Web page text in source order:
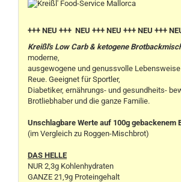
+++ NEU +++ NEU +++ NEU +++ NEU +++
Kreißl's Low Carb & ketogene
moderne,
ausgewogene und genussvolle
Reue. Geeignet für Sportler,
Diabetiker, ernährungs- und gesundheits-
Brotliebhaber und die ganze Familie.
Unschlagbare Werte auf 100g gebackenem
(im Vergleich zu Roggen-Mischbrot)
DAS HELLE
NUR 2,3g Kohlenhydraten
GANZE 21,9g Proteingehalt